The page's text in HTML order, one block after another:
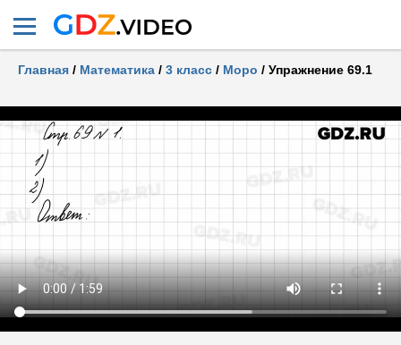
Главная / Математика / 3 класс / Моро / Упражнение 69.1